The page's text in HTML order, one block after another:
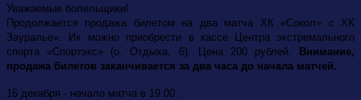
Уважаемые болельщики!
Продолжается продажа билетом на два матча ХК «Сокол» с ХК
Зауралье». Их можно приобрести в кассе Центра экстремального
спорта «Спортэкс» (о. Отдыха, 6). Цена 200 рублей. Внимание,
продажа билетов заканчивается за два часа до начала матчей.
16 декабря - начало матча в 19.00.